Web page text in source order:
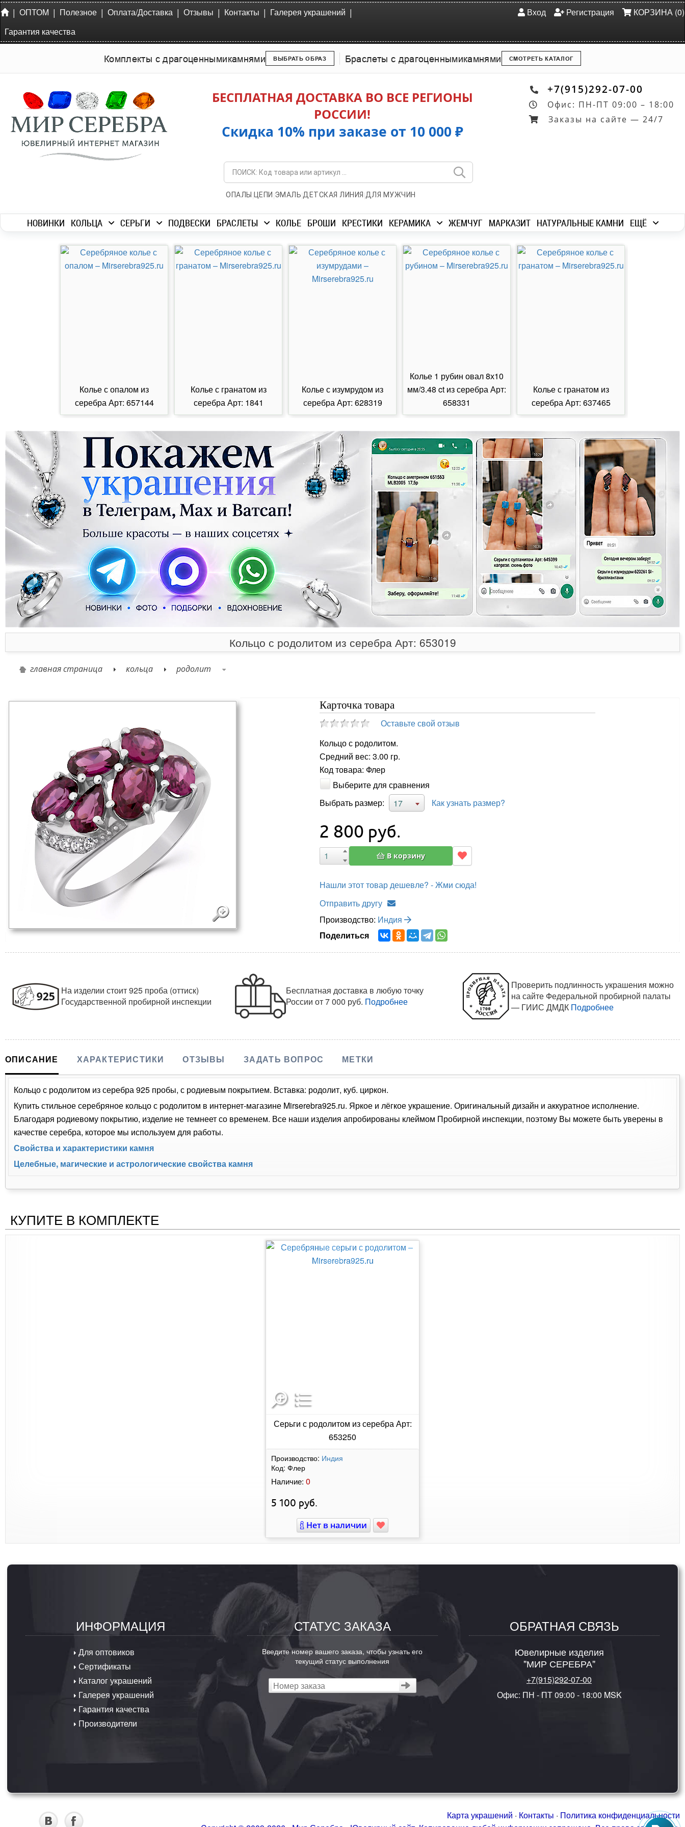
| ОПТОМ | Полезное | Оплата/Доставка | Отзывы | Контакты | Галерея украшений |
Гарантия качества
Вход Регистрация КОРЗИНА (0)
Комплекты с драгоценнымикамнями ВЫБРАТЬ ОБРАЗ Браслеты с драгоценнымикамнями СМОТРЕТЬ КАТАЛОГ
БЕСПЛАТНАЯ ДОСТАВКА ВО ВСЕ РЕГИОНЫ
РОССИИ!
Скидка 10% при заказе от 10 000 ₽
ОПАЛЫ | ЦЕПИ |ЭМАЛЬ|ДЕТСКАЯ ЛИНИЯ |ДЛЯ МУЖЧИН
+7(915)292-07-00
Офис: ПН-ПТ 09:00 – 18:00
Заказы на сайте — 24/7
НОВИНКИ КОЛЬЦА СЕРЬГИ ПОДВЕСКИ БРАСЛЕТЫ КОЛЬЕ БРОШИ КРЕСТИКИ КЕРАМИКА ЖЕМЧУГ МАРКАЗИТ НАТУРАЛЬНЫЕ КАМНИ ЕЩЁ
Колье с опалом из
серебра Арт: 657144
Колье с гранатом из
серебра Арт: 1841
Колье с изумрудом из
серебра Арт: 628319
Колье 1 рубин овал 8х10
мм/3.48 ct из серебра Арт:
658331
Колье с гранатом из
серебра Арт: 637465
Кольцо с родолитом из серебра Арт: 653019
главная страница кольца родолит
Карточка товара
Оставьте свой отзыв
Кольцо с родолитом.
Средний вес: 3.00 гр.
Код товара: Флер
Выберите для сравнения
Выбрать размер:
17 Как узнать размер?
2 800 руб.
В корзину
Нашли этот товар дешевле? - Жми сюда!
Отправить другу
Производство: Индия
Поделиться
На изделии стоит 925 проба (оттиск)
Государственной пробирной инспекции
Бесплатная доставка в любую точку
Россииот 7 000 руб. Подробнее
Проверить подлинность украшения можно
на сайте Федеральной пробирной палаты
— ГИИС ДМДК Подробнее
ОПИСАНИЕ ХАРАКТЕРИСТИКИ ОТЗЫВЫ ЗАДАТЬ ВОПРОС МЕТКИ
Кольцо с родолитом из серебра 925 пробы, с родиевым покрытием. Вставка: родолит, куб. циркон.
Купить стильное серебряное кольцо с родолитом в интернет-магазине Mirserebra925.ru. Яркое и лёгкое украшение. Оригинальный дизайн и аккуратное исполнение.
Благодаря родиевому покрытию, изделие не темнеет со временем. Все наши изделия апробированы клеймом Пробирной инспекции, поэтому Вы можете быть уверены в
качестве серебра, которое мы используем для работы.
Свойства и характеристики камня
Целебные, магические и астрологические свойства камня
КУПИТЕ В КОМПЛЕКТЕ
Серьги с родолитом из серебра Арт:
653250
Производство: Индия
Код: Флер
Наличие: 0
5 100 руб.
Нет в наличии
ИНФОРМАЦИЯ
Для оптовиков
Сертификаты
Каталог украшений
Галерея украшений
Гарантия качества
Производители
СТАТУС ЗАКАЗА
Введите номер вашего заказа, чтобы узнать его
текущий статус выполнения
ОБРАТНАЯ СВЯЗЬ
Ювелирные изделия
"МИР СЕРЕБРА"
+7(915)292-07-00
Офис: ПН - ПТ 09:00 - 18:00 MSK
Карта украшений · Контакты · Политика конфиденциальности